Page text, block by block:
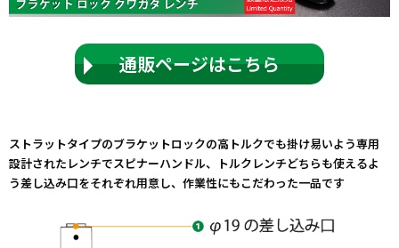
通販ページはこちら
ストラットタイプのブラケットロックの高トルクでも掛け易いよう専用
設計されたレンチでスピナーハンドル、トルクレンチどちらも使えるよ
う差し込み口をそれぞれ用意し、作業性にもこだわった一品です